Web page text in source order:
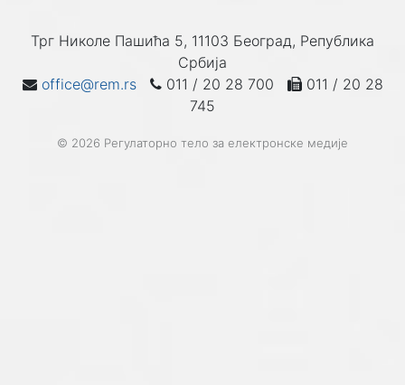
Трг Николе Пашића 5, 11103 Београд, Република
Србија
office@rem.rs
011 / 20 28 700
011 / 20 28
745
© 2026 Регулаторно тело за електронске медије